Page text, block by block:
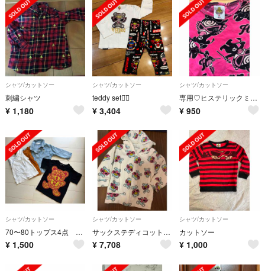
シャツ/カットソー
刺繍シャツ
¥ 1,180
シャツ/カットソー
teddy set◡̈⃝
¥ 3,404
シャツ/カットソー
専用♡ヒステリックミニ♡かっこ可愛いロンT♡
¥ 950
シャツ/カットソー
70〜80トップス4点 1点ヒステリックあり
¥ 1,500
シャツ/カットソー
サックステディコットンパーカー
¥ 7,708
シャツ/カットソー
カットソー
¥ 1,000